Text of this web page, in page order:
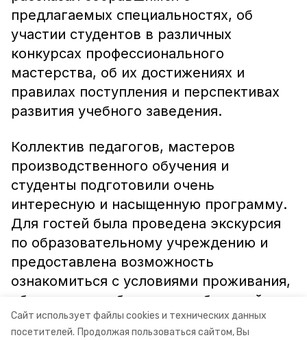
Сайт использует файлы cookies и технических данных
посетителей. Продолжая пользоваться сайтом, Вы
предлагаемых специальностях, об
участии студентов в различных
конкурсах профессионального
мастерства, об их достижениях и
правилах поступления и перспективах
развития учебного заведения.
Коллектив педагогов, мастеров
производственного обучения и
студенты подготовили очень
интересную и насыщенную программу.
Для гостей была проведена экскурсия
по образовательному учреждению и
предоставлена возможность
ознакомиться с условиями проживания,
обучения и особенностями будущей
профессии.